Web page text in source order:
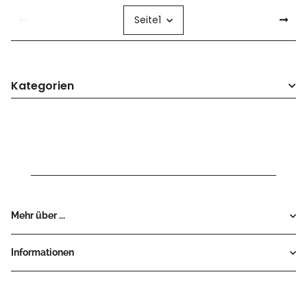
Seite1
Kategorien
Mehr über ...
Informationen